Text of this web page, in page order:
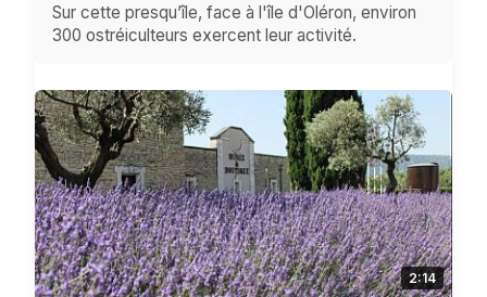
Sur cette presqu’île, face à l'île d'Oléron, environ
300 ostréiculteurs exercent leur activité.
2:14